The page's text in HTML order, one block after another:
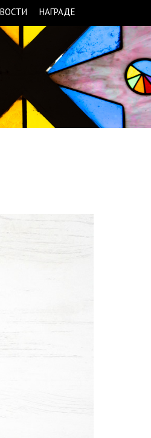
НАГРАДЕ